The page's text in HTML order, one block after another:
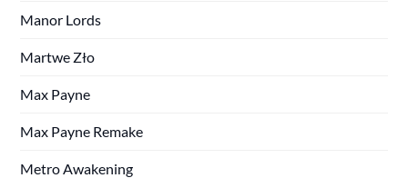
Manor Lords
Martwe Zło
Max Payne
Max Payne Remake
Metro Awakening